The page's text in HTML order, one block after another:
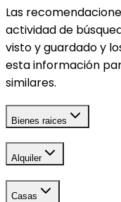
Las
actividad de
visto y guardado y
esta información
similares.
Bienes raices
Alquiler
Casas